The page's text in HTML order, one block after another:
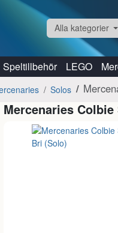
Alla kategorier
Speltillbehör LEGO
Solos
Mercenaries